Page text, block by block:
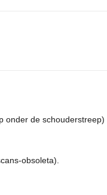
onder de schouderstreep)
obsoleta).